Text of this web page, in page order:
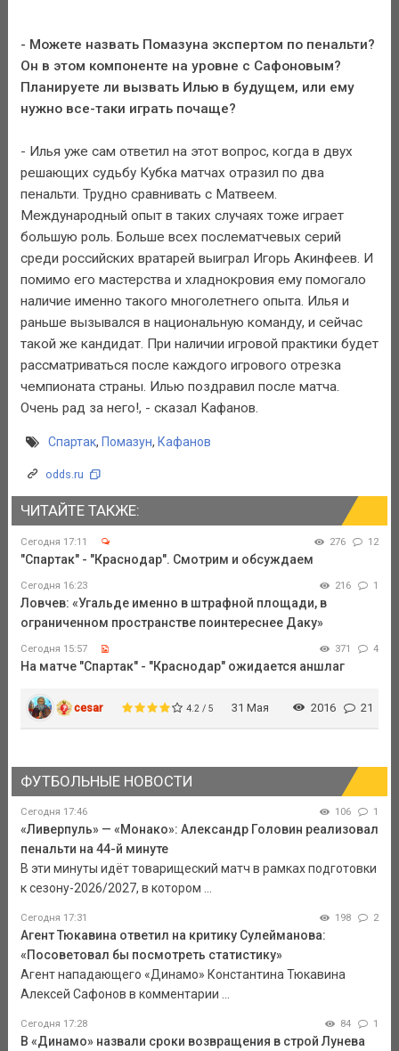
- Можете назвать Помазуна экспертом по пенальти?
Он в этом компоненте на уровне с Сафоновым?
Планируете ли вызвать Илью в будущем, или ему
нужно все-таки играть почаще?
- Илья уже сам ответил на этот вопрос, когда в двух
решающих судьбу Кубка матчах отразил по два
пенальти. Трудно сравнивать с Матвеем.
Международный опыт в таких случаях тоже играет
большую роль. Больше всех послематчевых серий
среди российских вратарей выиграл Игорь Акинфеев. И
помимо его мастерства и хладнокровия ему помогало
наличие именно такого многолетнего опыта. Илья и
раньше вызывался в национальную команду, и сейчас
такой же кандидат. При наличии игровой практики будет
рассматриваться после каждого игрового отрезка
чемпионата страны. Илью поздравил после матча.
Очень рад за него!, - сказал Кафанов.
Спартак, Помазун, Кафанов
odds.ru
ЧИТАЙТЕ ТАКЖЕ:
Сегодня 17:11 276 12
"Спартак" - "Краснодар". Смотрим и обсуждаем
Сегодня 16:23 216 1
Ловчев: «Угальде именно в штрафной площади, в
ограниченном пространстве поинтереснее Даку»
Сегодня 15:57 371 4
На матче "Спартак" - "Краснодар" ожидается аншлаг
cesar 4.2 / 5 31 Мая 2016 21
ФУТБОЛЬНЫЕ НОВОСТИ
Сегодня 17:46 106 1
«Ливерпуль» — «Монако»: Александр Головин реализовал
пенальти на 44-й минуте
В эти минуты идёт товарищеский матч в рамках подготовки
к сезону-2026/2027, в котором ...
Сегодня 17:31 198 2
Агент Тюкавина ответил на критику Сулейманова:
«Посоветовал бы посмотреть статистику»
Агент нападающего «Динамо» Константина Тюкавина
Алексей Сафонов в комментарии ...
Сегодня 17:28 84 1
В «Динамо» назвали сроки возвращения в строй Лунева